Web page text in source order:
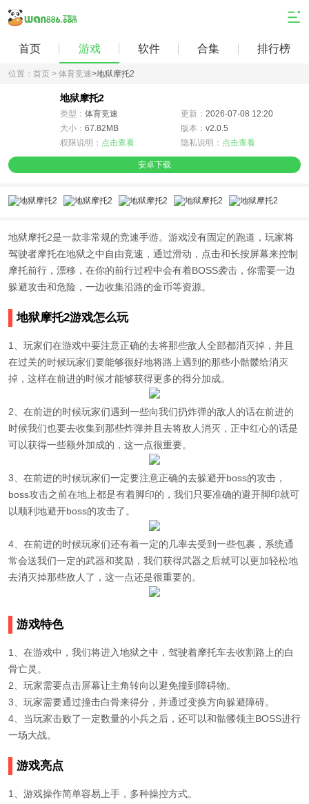
首页 游戏 软件 合集 排行榜
位置： 首页 > 体育竞速>地狱摩托2
地狱摩托2
类型： 体育竞速 更新： 2026-07-08 12:20
大小： 67.82MB 版本： v2.0.5
权限说明： 点击查看 隐私说明： 点击查看
安卓下载
地狱摩托2是一款非常规的竞速手游。游戏没有固定的跑道，玩家将
驾驶者摩托在地狱之中自由竞速，通过滑动，点击和长按屏幕来控制
摩托前行，漂移，在你的前行过程中会有着BOSS袭击，你需要一边
躲避攻击和危险，一边收集沿路的金币等资源。
地狱摩托2游戏怎么玩
1、玩家们在游戏中要注意正确的去将那些敌人全部都消灭掉，并且
在过关的时候玩家们要能够很好地将路上遇到的那些小骷髅给消灭
掉，这样在前进的时候才能够获得更多的得分加成。
2、在前进的时候玩家们遇到一些向我们扔炸弹的敌人的话在前进的
时候我们也要去收集到那些炸弹并且去将敌人消灭，正中红心的话是
可以获得一些额外加成的，这一点很重要。
3、在前进的时候玩家们一定要注意正确的去躲避开boss的攻击，
boss攻击之前在地上都是有着脚印的，我们只要准确的避开脚印就可
以顺利地避开boss的攻击了。
4、在前进的时候玩家们还有着一定的几率去受到一些包裹，系统通
常会送我们一定的武器和奖励，我们获得武器之后就可以更加轻松地
去消灭掉那些敌人了，这一点还是很重要的。
游戏特色
1、在游戏中，我们将进入地狱之中，驾驶着摩托车去收割路上的白
骨亡灵。
2、玩家需要点击屏幕让主角转向以避免撞到障碍物。
3、玩家需要通过撞击白骨来得分，并通过变换方向躲避障碍。
4、当玩家击败了一定数量的小兵之后，还可以和骷髅领主BOSS进行
一场大战。
游戏亮点
1、游戏操作简单容易上手，多种操控方式。